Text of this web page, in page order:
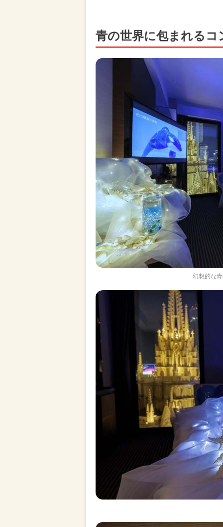
青の世界に包まれるコ
幻想的な